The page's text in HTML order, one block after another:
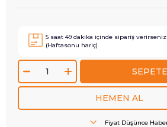
5 saat 49 dakika içinde sipariş verirseniz
(Haftasonu hariç)
Fiyat Düşünce